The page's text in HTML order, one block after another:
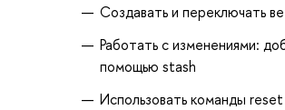
Создавать и переключать
Работать с изменениями:
помощью stash
Использовать команды